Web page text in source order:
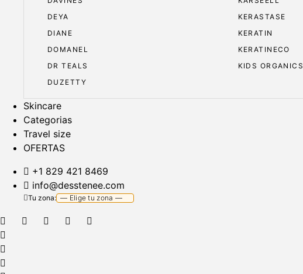
DEYA
DIANE
DOMANEL
DR TEALS
DUZETTY
KERASTASE
KERATIN
KERATINECO
KIDS ORGANICS
Skincare
Categorias
Travel size
OFERTAS
+1 829 421 8469
info@desstenee.com
Tu zona: